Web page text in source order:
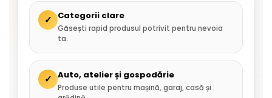
✓ Categorii clare
Găsești rapid produsul potrivit pentru nevoia
ta.
✓ Auto, atelier și gospodărie
Produse utile pentru mașină, garaj, casă și